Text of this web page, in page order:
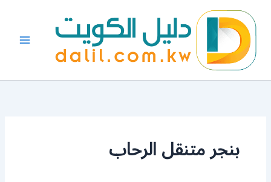
المحتوى
بنجر متنقل الرحاب